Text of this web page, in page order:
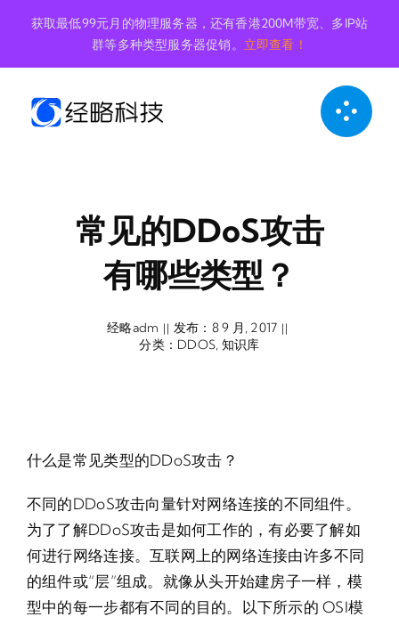
内
获取最低99元月的物理服务器，还有香港200M带宽、多IP站
群等多种类型服务器促销。 立即查看！
常见的DDoS攻击
有哪些类型？
经略adm || 发布：8 9 月, 2017 ||
分类： DDOS, 知识库
什么是常见类型的DDoS攻击？
不同的DDoS攻击向量针对网络连接的不同组件。
为了了解DDoS攻击是如何工作的，有必要了解如
何进行网络连接。互联网上的网络连接由许多不同
的组件或“层”组成。就像从头开始建房子一样，模
型中的每一步都有不同的目的。以下所示的 OSI模